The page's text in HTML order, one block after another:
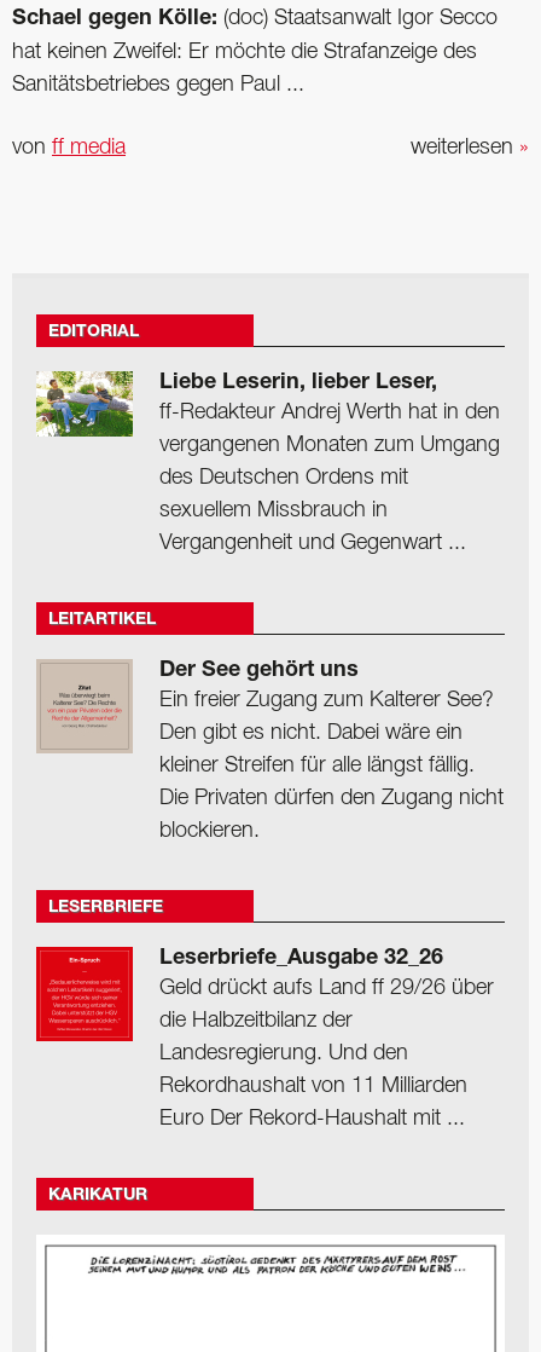
Schael gegen Kölle: (doc) Staatsanwalt Igor Secco
hat keinen Zweifel: Er möchte die Strafanzeige des
Sanitätsbetriebes gegen Paul ...
weiterlesen »
von ff media
EDITORIAL
Liebe Leserin, lieber Leser,
ff-Redakteur Andrej Werth hat in den
vergangenen Monaten zum Umgang
des Deutschen Ordens mit
sexuellem Missbrauch in
Vergangenheit und Gegenwart ...
LEITARTIKEL
Der See gehört uns
Ein freier Zugang zum Kalterer See?
Den gibt es nicht. Dabei wäre ein
kleiner Streifen für alle längst fällig.
Die Privaten dürfen den Zugang nicht
blockieren.
LESERBRIEFE
Leserbriefe_Ausgabe 32_26
Geld drückt aufs Land ff 29/26 über
die Halbzeitbilanz der
Landesregierung. Und den
Rekordhaushalt von 11 Milliarden
Euro Der Rekord-Haushalt mit ...
KARIKATUR